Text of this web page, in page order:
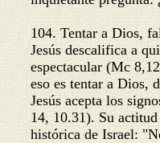
104. Tentar a Dios,
Jesús descalifica a
espectacular (Mc
eso es tentar a Dios,
Jesús acepta los
14, 10.31). Su
histórica de Israel: